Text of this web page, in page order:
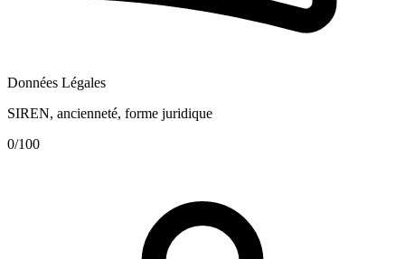
Données Légales
SIREN, ancienneté, forme juridique
0/100